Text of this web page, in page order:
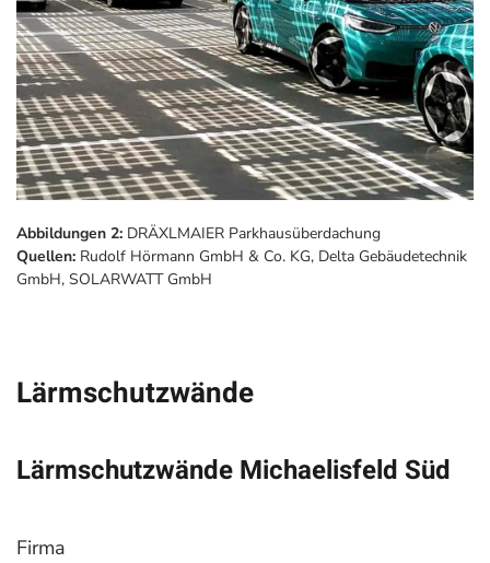
Abbildungen 2: DRÄXLMAIER Parkhausüberdachung
Quellen: Rudolf Hörmann GmbH & Co. KG, Delta Gebäudetechnik
GmbH, SOLARWATT GmbH
Lärmschutzwände
Lärmschutzwände Michaelisfeld Süd
Firma